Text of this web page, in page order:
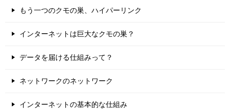
もう一つのクモの巣、ハイパーリンク
インターネットは巨大なクモの巣？
データを届ける仕組みって？
ネットワークのネットワーク
インターネットの基本的な仕組み